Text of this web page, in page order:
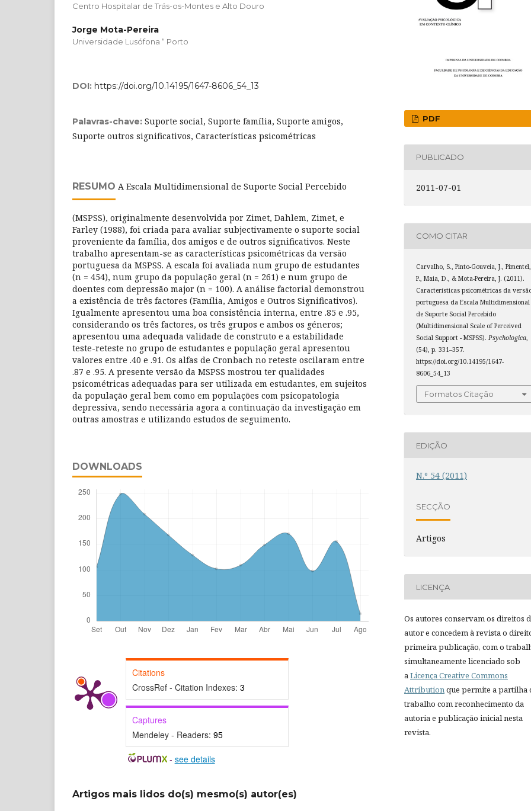
Centro Hospitalar de Trás-os-Montes e Alto Douro
Jorge Mota-Pereira
Universidade Lusófona “ Porto
DOI: https://doi.org/10.14195/1647-8606_54_13
Palavras-chave: Suporte social, Suporte família, Suporte amigos,
Suporte outros significativos, Características psicométricas
RESUMO A Escala Multidimensional de Suporte Social Percebido
(MSPSS), originalmente desenvolvida por Zimet, Dahlem, Zimet, e
Farley (1988), foi criada para avaliar subjectivamente o suporte social
proveniente da família, dos amigos e de outros significativos. Neste
trabalho apresentam-se as características psicométricas da versão
portuguesa da MSPSS. A escala foi avaliada num grupo de estudantes
(n = 454), num grupo da população geral (n = 261) e num grupo de
doentes com depressão major (n = 100). A análise factorial demonstrou
a existência de três factores (Família, Amigos e Outros Significativos).
Igualmente apresentou uma boa consistência interna, entre .85 e .95,
considerando os três factores, os três grupos e ambos os géneros;
apresentou uma adequada validade de construto e a estabilidade
teste-reteste no grupo de estudantes e população geral apresentou
valores entre .40 e .91. Os alfas de Cronbach no reteste oscilaram entre
.87 e .95. A presente versão da MSPSS mostrou ter qualidades
psicométricas adequadas para ser utilizada em estudantes, em sujeitos
da população geral bem como em populações com psicopatologia
depressiva, sendo necessária agora a continuação da investigação em
outras amostras e utilizando estudos de seguimento.
DOWNLOADS
Citations
CrossRef - Citation Indexes: 3
Captures
Mendeley - Readers: 95
- see details
PDF
PUBLICADO
2011-07-01
COMO CITAR
Carvalho, S., Pinto-Gouveia, J., Pimentel,
P., Maia, D., & Mota-Pereira, J. (2011).
Características psicométricas da
portuguesa da Escala Multidimensional
de Suporte Social Percebido
(Multidimensional Scale of Perceived
Social Support - MSPSS).Psychologica,
(54), p. 331–357.
https://doi.org/10.14195/1647-
8606_54_13
Formatos Citação
EDIÇÃO
N.º 54 (2011)
SECÇÃO
Artigos
LICENÇA
Os autores conservam os direitos
autor e concedem à revista o
primeira publicação, com o
simultaneamente licenciado sob
aLicença Creative Commons
Attributionque permite a partilha
trabalho com reconhecimento da
autoria e publicação inicial nesta
revista.
Artigos mais lidos do(s) mesmo(s) autor(es)